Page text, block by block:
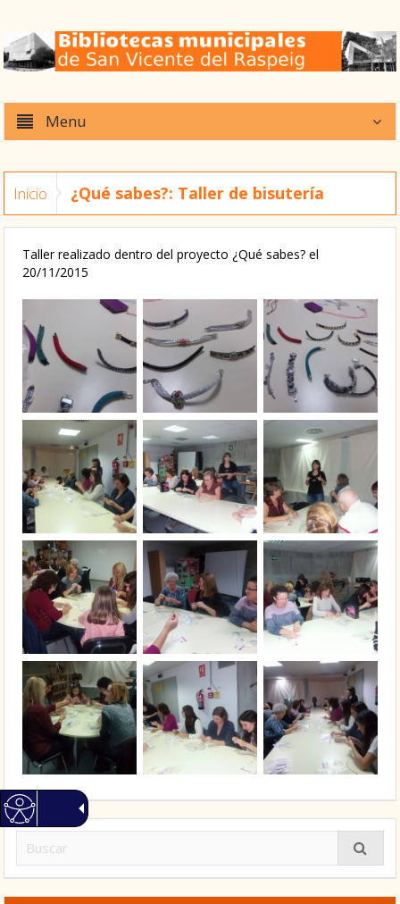
Menu
Inicio ¿Qué sabes?: Taller de bisutería
Taller realizado dentro del proyecto ¿Qué sabes? el
20/11/2015